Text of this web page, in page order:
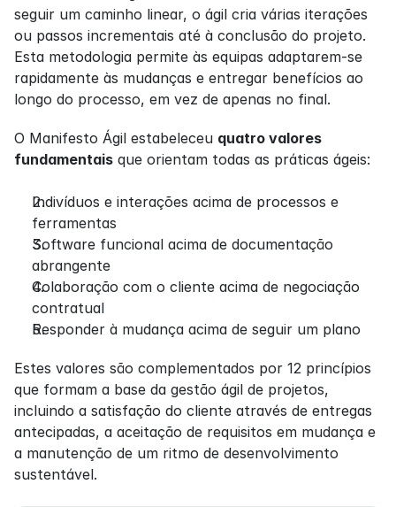
seguir um caminho linear, o ágil cria várias iterações
ou passos incrementais até à conclusão do projeto.
Esta metodologia permite às equipas adaptarem-se
rapidamente às mudanças e entregar benefícios ao
longo do processo, em vez de apenas no final.
O Manifesto Ágil estabeleceu quatro valores
fundamentais que orientam todas as práticas ágeis:
Indivíduos e interações acima de processos e
ferramentas
Software funcional acima de documentação
abrangente
Colaboração com o cliente acima de negociação
contratual
Responder à mudança acima de seguir um plano
Estes valores são complementados por 12 princípios
que formam a base da gestão ágil de projetos,
incluindo a satisfação do cliente através de entregas
antecipadas, a aceitação de requisitos em mudança e
a manutenção de um ritmo de desenvolvimento
sustentável.